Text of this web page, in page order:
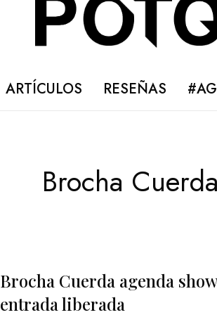
ARTÍCULOS RESEÑAS
Brocha Cuerda
Brocha Cuerda agenda
entrada liberada